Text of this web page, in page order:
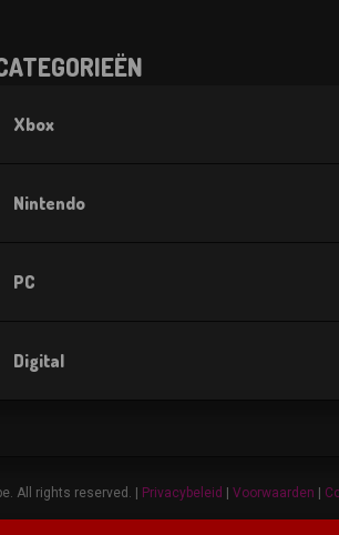
Xbox
Nintendo
PC
Digital
All rights reserved. | Privacybeleid Voorwaarden